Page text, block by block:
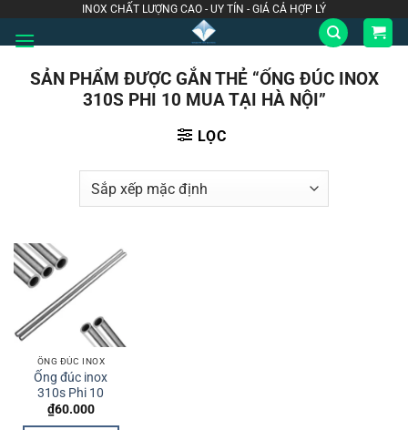
qua
dung
INOX CHẤT LƯỢNG CAO - UY TÍN - GIÁ CẢ HỢP LÝ
SẢN PHẨM ĐƯỢC GẮN THẺ “ỐNG ĐÚC INOX
310S PHI 10 MUA TẠI HÀ NỘI”
LỌC
ỐNG ĐÚC INOX
Ống đúc inox
310s Phi 10
₫60.000